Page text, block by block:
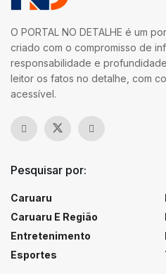
O PORTAL NO DETALHE é um
criado com o compromisso de
responsabilidade e
leitor os fatos no detalhe, com
acessível.
Pesquisar por:
Caruaru
Caruaru E Região
Entretenimento
Esportes